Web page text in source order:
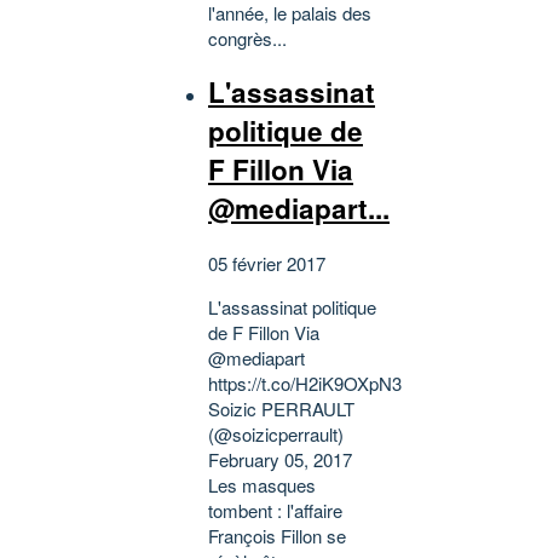
l'année, le palais des
congrès...
L'assassinat
politique de
F Fillon Via
@mediapart...
05 février 2017
L'assassinat politique
de F Fillon Via
@mediapart
https://t.co/H2iK9OXpN3
Soizic PERRAULT
(@soizicperrault)
February 05, 2017
Les masques
tombent : l'affaire
François Fillon se